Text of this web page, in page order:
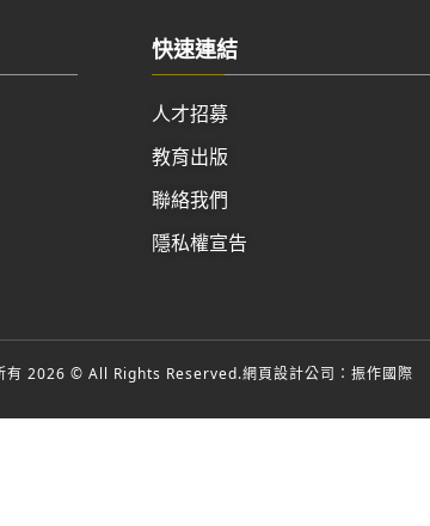
快速連結
人才招募
教育出版
聯絡我們
隱私權宣告
有 2026 © All Rights Reserved.網頁設計公司 ：振作國際